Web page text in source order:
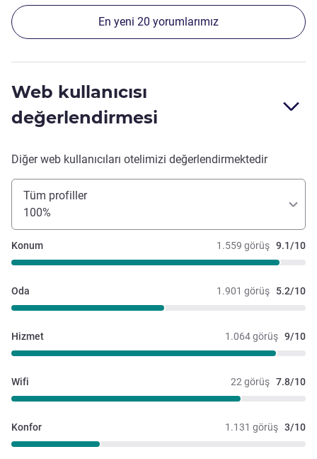
En yeni 20 yorumlarımız
Web kullanıcısı
değerlendirmesi
Diğer web kullanıcıları otelimizi değerlendirmektedir
Tüm profiller
100%
1.559 görüş 9.1/10
Konum
1.901 görüş 5.2/10
Oda
1.064 görüş 9/10
Hizmet
22 görüş 7.8/10
Wifi
1.131 görüş 3/10
Konfor